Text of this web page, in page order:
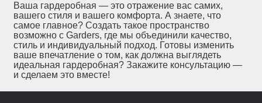
Ваша гардеробная — это отражение вас самих,
вашего стиля и вашего комфорта. А знаете, что
самое главное? Создать такое пространство
возможно с Garders, где мы объединили качество,
стиль и индивидуальный подход. Готовы изменить
ваше впечатление о том, как должна выглядеть
идеальная гардеробная? Закажите консультацию —
и сделаем это вместе!